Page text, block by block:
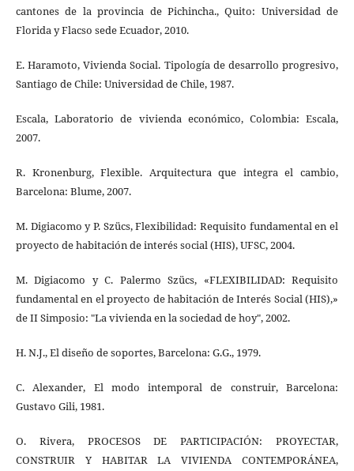
cantones de la provincia de Pichincha., Quito: Universidad de
Florida y Flacso sede Ecuador, 2010.
E. Haramoto, Vivienda Social. Tipología de desarrollo progresivo,
Santiago de Chile: Universidad de Chile, 1987.
Escala, Laboratorio de vivienda económico, Colombia: Escala,
2007.
R. Kronenburg, Flexible. Arquitectura que integra el cambio,
Barcelona: Blume, 2007.
M. Digiacomo y P. Szücs, Flexibilidad: Requisito fundamental en el
proyecto de habitación de interés social (HIS), UFSC, 2004.
M. Digiacomo y C. Palermo Szücs, «FLEXIBILIDAD: Requisito
fundamental en el proyecto de habitación de Interés Social (HIS),»
de II Simposio: "La vivienda en la sociedad de hoy", 2002.
H. N.J., El diseño de soportes, Barcelona: G.G., 1979.
C. Alexander, El modo intemporal de construir, Barcelona:
Gustavo Gili, 1981.
O. Rivera, PROCESOS DE PARTICIPACIÓN: PROYECTAR,
CONSTRUIR Y HABITAR LA VIVIENDA CONTEMPORÁNEA,